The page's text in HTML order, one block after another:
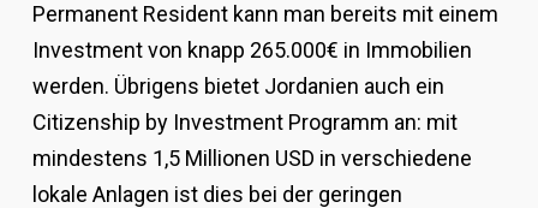
Permanent Resident kann man bereits mit einem
Investment von knapp 265.000€ in Immobilien
werden. Übrigens bietet Jordanien auch ein
Citizenship by Investment Programm an: mit
mindestens 1,5 Millionen USD in verschiedene
lokale Anlagen ist dies bei der geringen